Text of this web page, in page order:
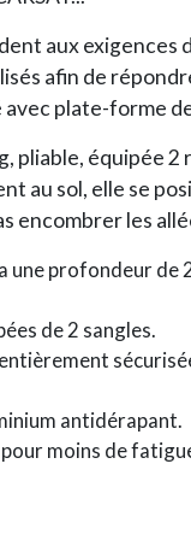
aux exigences
afin de
plate-forme
pliable, équipée
au sol, elle se
encombrer les
une profondeur
de 2 sangles.
antidérapant.
moins de